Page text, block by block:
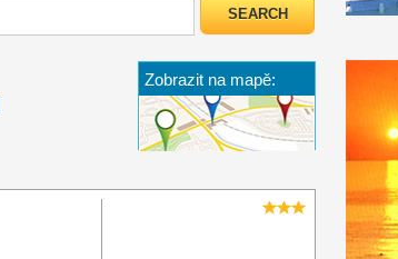
Zobrazit na mapě:
BETWEEN CINQUE
TERRE AND
PORTOFINO,
IMMERSED IN A
LANDSCAPE OF PINE